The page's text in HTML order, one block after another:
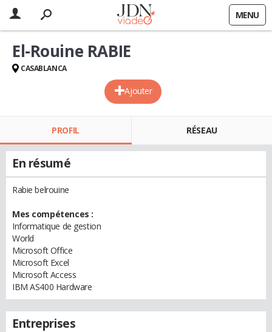
MENU
Ajouter
El-Rouine RABIE
CASABLANCA
PROFIL RÉSEAU
En résumé
Rabie belrouine
Mes compétences :
Informatique de gestion
World
Microsoft Office
Microsoft Excel
Microsoft Access
IBM AS400 Hardware
Entreprises